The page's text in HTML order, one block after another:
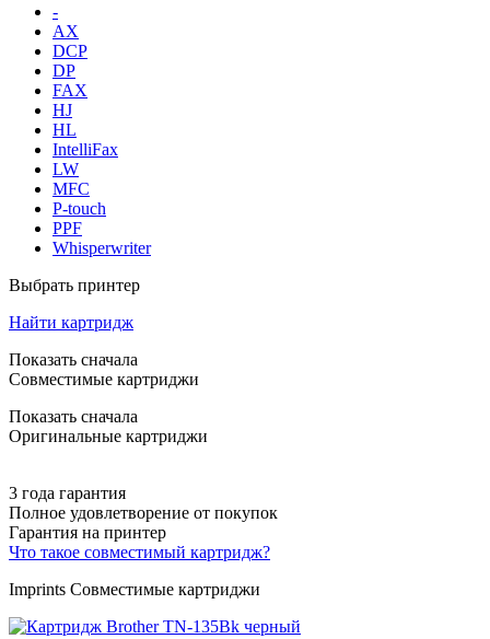
-
AX
DCP
DP
FAX
HJ
HL
IntelliFax
LW
MFC
P-touch
PPF
Whisperwriter
Выбрать принтер
Найти картридж
Показать сначала
Совместимые картриджи
Показать сначала
Оригинальные картриджи
3 года гарантия
Полное удовлетворение от покупок
Гарантия на принтер
Что такое совместимый картридж?
Imprints Совместимые картриджи